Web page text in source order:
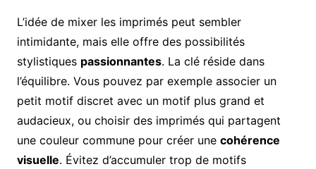
L’idée de mixer les imprimés peut sembler
intimidante, mais elle offre des possibilités
stylistiques passionnantes. La clé réside dans
l’équilibre. Vous pouvez par exemple associer un
petit motif discret avec un motif plus grand et
audacieux, ou choisir des imprimés qui partagent
une couleur commune pour créer une cohérence
visuelle. Évitez d’accumuler trop de motifs